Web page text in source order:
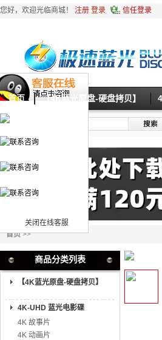
关闭在线客服
您好，欢迎光临商城！ 注册 登录 信任登录
首页 【4K蓝光原盘-硬盘拷贝】
首页>>
商品分类列表
【4K蓝光原盘-硬盘拷贝】
4K-UHD 蓝光电影碟
4K 故事片
4K 动画片